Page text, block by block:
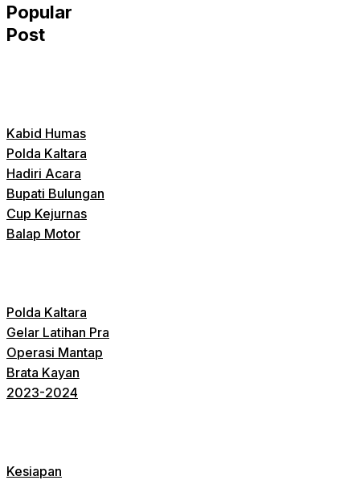
Popular
Post
Kabid Humas
Polda Kaltara
Hadiri Acara
Bupati Bulungan
Cup Kejurnas
Balap Motor
Polda Kaltara
Gelar Latihan Pra
Operasi Mantap
Brata Kayan
2023-2024
Kesiapan